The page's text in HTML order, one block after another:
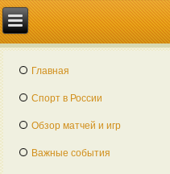
Главная
Спорт в России
Обзор матчей и игр
Важные события